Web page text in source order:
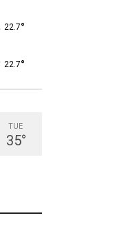
22.7°
22.7°
TUE
35°